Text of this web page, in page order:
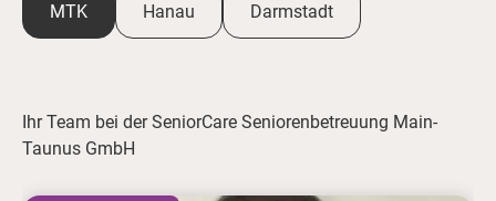
MTK Hanau Darmstadt
Ihr Team bei der SeniorCare Seniorenbetreuung Main-
Taunus GmbH